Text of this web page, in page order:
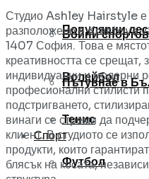
Популярни
Пътувнае в
Спорт
Бойни
Волейбол
Тенис
Футбол
Студио Ashley Hairstyle е
разположено в Krastova
1407 София. Това е
креативността се срещат,
индивидуални и модерни
професионални стилисти
подстригването,
винаги се стреми да
клиент. В студиото се
продукти, които
блясък на косата,